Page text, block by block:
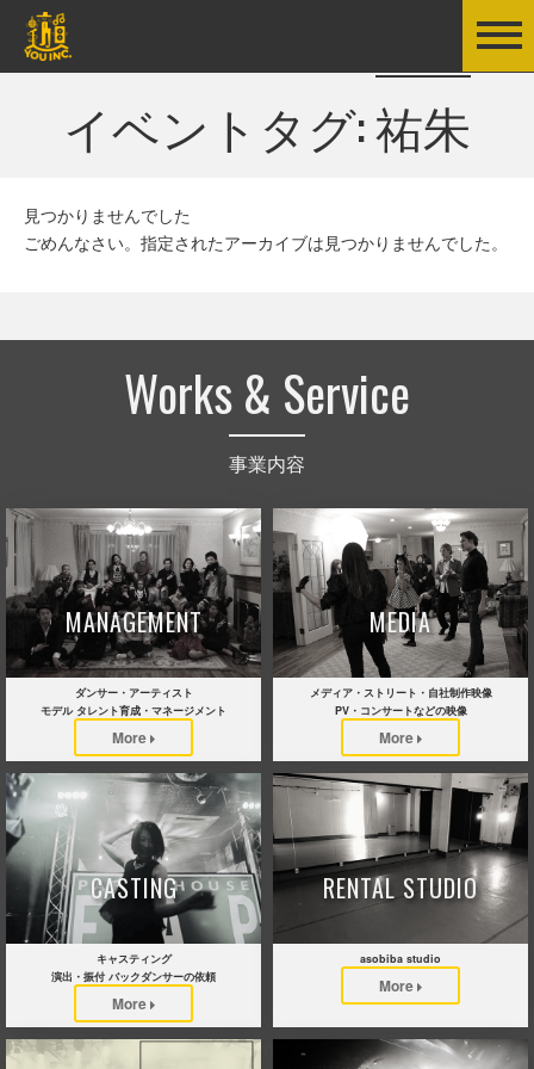
イベントタグ:祐朱
見つかりませんでした
ごめんなさい。指定されたアーカイブは見つかりませんでした。
Works & Service
事業内容
MANAGEMENT
ダンサー・アーティスト
モデル タレント育成・マネージメント
More
MEDIA
メディア・ストリート・自社制作映像
PV・コンサートなどの映像
More
CASTING
キャスティング
演出・振付 バックダンサーの依頼
More
RENTAL STUDIO
asobiba studio
More